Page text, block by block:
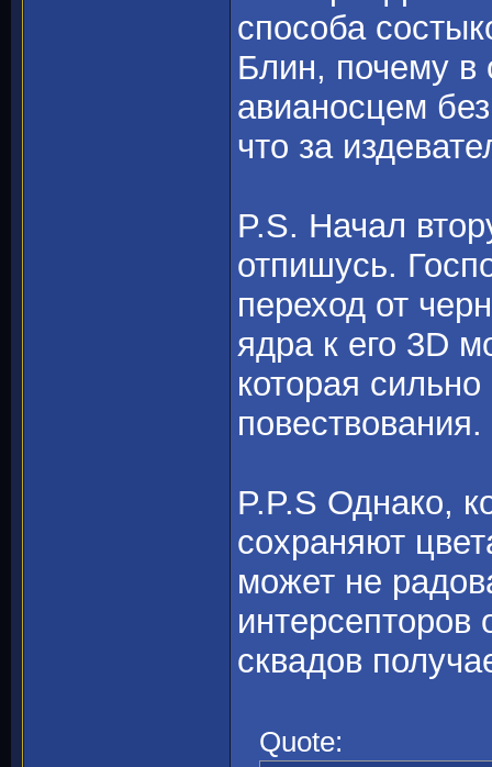
способа
Блин, почему в
авианосцем
что за
P.S. Начал
отпишусь.
переход от
ядра к его 3D
которая
P.P.S Однако,
сохраняют
может не
интерсепторов
сквадов
Quote: